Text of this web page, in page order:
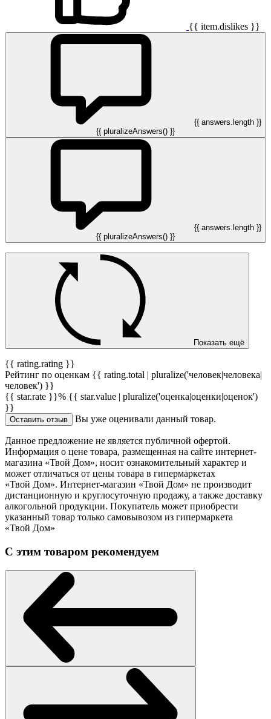
{{ item.dislikes }}
{{ answers.length }}
{{ pluralizeAnswers() }}
{{ answers.length }}
{{ pluralizeAnswers() }}
Показать ещё
{{ rating.rating }}
Рейтинг по оценкам {{ rating.total | pluralize('человек|человека|
человек') }}
{{ star.rate }}% {{ star.value | pluralize('оценка|оценки|оценок')
}}
Оставить отзыв Вы уже оценивали данный товар.
Данное предложение не является публичной офертой.
Информация о цене товара, размещенная на сайте интернет-
магазина «Твой Дом», носит ознакомительный характер и
может отличаться от цены товара в гипермаркетах
«Твой Дом». Интернет-магазин «Твой Дом» не производит
дистанционную и круглосуточную продажу, а также доставку
алкогольной продукции. Покупатель может приобрести
указанный товар только самовывозом из гипермаркета
«Твой Дом»
С этим товаром рекомендуем